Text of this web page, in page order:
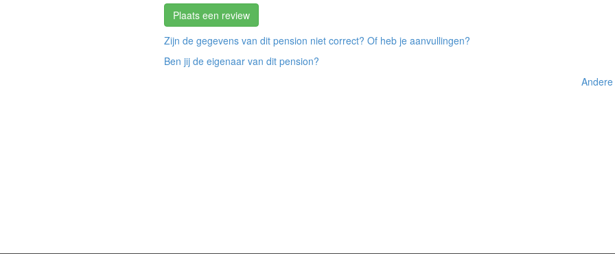
Plaats een review
Zijn de gegevens van dit pension niet correct? Of heb je aanvullingen?
Ben jij de eigenaar van dit pension?